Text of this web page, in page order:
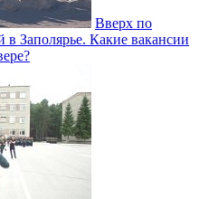
Вверх по
в Заполярье. Какие вакансии